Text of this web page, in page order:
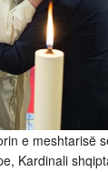
e meshtarisë
Kardinali